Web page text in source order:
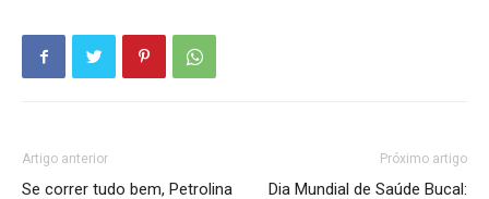
Artigo anterior
Se correr tudo bem, Petrolina
Próximo artigo
Dia Mundial de Saúde Bucal: